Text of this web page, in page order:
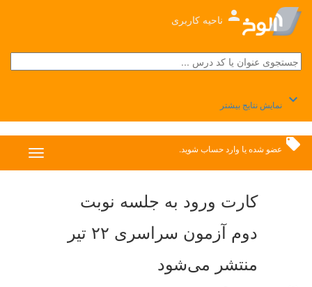
person ناحیه کاربری
keyboard_arrow_down نمایش نتایج بیشتر
local_offer عضو شدهیا وارد حساب شوید.
کارت ورود به جلسه نوبت
دوم آزمون سراسری ۲۲ تیر
منتشر می‌شود